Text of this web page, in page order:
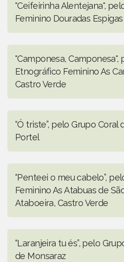
"Ceifeirinha Alentejana",
Feminino Douradas
"Camponesa, Camponesa",
Etnográfico Feminino As
Castro Verde
“Ó triste”, pelo Grupo Coral
Portel
“Penteei o meu cabelo”,
Feminino As Atabuas de
Ataboeira, Castro Verde
“Laranjeira tu és”, pelo
de Monsaraz